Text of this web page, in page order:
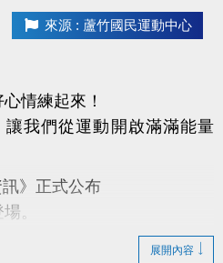
來源 : 蘆竹國民運動中心
情練起來！
我們從運動開啟滿滿能量
訊》正式公布
。
的一年，一起動出幸福與好
展開內容